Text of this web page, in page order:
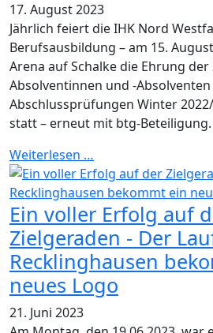
17. August 2023
Jährlich feiert die IHK Nord
Berufsausbildung – am 15.
Arena auf Schalke die Ehrung der
Absolventinnen und -
Abschlussprüfungen Winter
statt – erneut mit btg-Beteiligung.
Weiterlesen …
Ein voller Erfolg auf
Zielgeraden - Der
Recklinghausen
neues Logo
21. Juni 2023